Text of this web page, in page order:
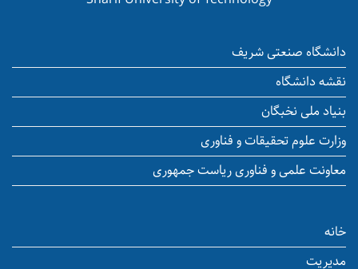
دانشگاه صنعتی شریف
نقشه دانشگاه
بنیاد ملی نخبگان
وزارت علوم تحقیقات و فناوری
معاونت علمی و فناوری ریاست جمهوری
خانه
مدیریت